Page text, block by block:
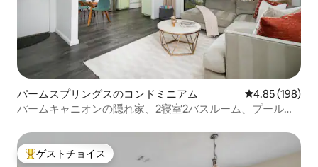
パームスプリングスのコンドミニアム レビュー198
4.85 (198)
パームキャニオンの隠れ家、2寝室2バスルーム、プールと
大好評のゲストチョイスです。
ゲストチョイス